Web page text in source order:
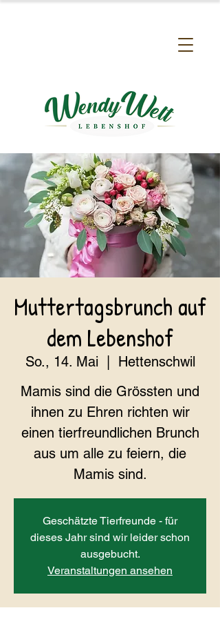
Muttertagsbrunch auf
dem Lebenshof
So., 14. Mai
Hettenschwil
Mamis sind die Grössten und
ihnen zu Ehren richten wir
einen tierfreundlichen Brunch
aus um alle zu feiern, die
Mamis sind.
Geschätzte Tierfreunde - für
dieses Jahr sind wir leider schon
ausgebucht.
Veranstaltungen ansehen